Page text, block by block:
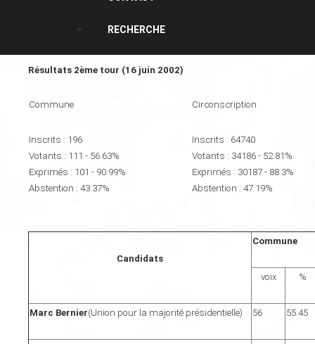
RECHERCHE
Résultats 2ème tour (16 juin 2002)
Commune Circonscription
Inscrits : 196
Votants : 111 - 56.63%
Exprimés : 101 - 90.99%
Abstention : 43.37%
Inscrits : 64740
Votants : 34186 - 52.81%
Exprimés : 30187 - 88.3%
Abstention : 47.19%
Candidats
Commune
voix %
Marc Bernier(Union pour la majorité présidentielle) 56 55.45